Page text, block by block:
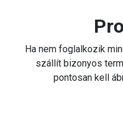
Ha nem foglalkozik
szállít bizonyos
pontosan kell